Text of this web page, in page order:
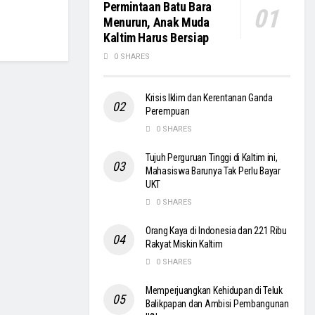
Permintaan Batu Bara
Menurun, Anak Muda
Kaltim Harus Bersiap
0 SHARES
Krisis Iklim dan Kerentanan Ganda
Perempuan
0 SHARES
Tujuh Perguruan Tinggi di Kaltim ini,
Mahasiswa Barunya Tak Perlu Bayar
UKT
0 SHARES
Orang Kaya di Indonesia dan 221 Ribu
Rakyat Miskin Kaltim
0 SHARES
Memperjuangkan Kehidupan di Teluk
Balikpapan dan Ambisi Pembangunan